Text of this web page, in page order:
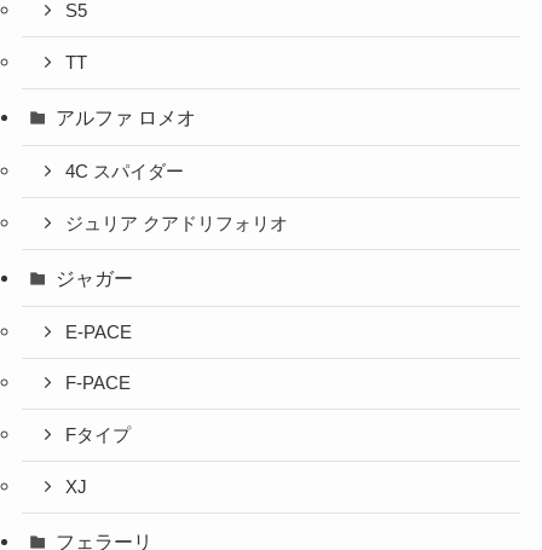
S5
TT
アルファ ロメオ
4C スパイダー
ジュリア クアドリフォリオ
ジャガー
E-PACE
F-PACE
Fタイプ
XJ
フェラーリ